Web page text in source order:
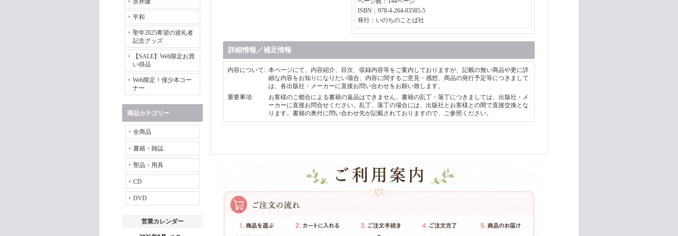
永井隆
平和
聖年2025希望の巡礼者
記念グッズ
【SALE】Web限定お買
い得品
Web限定！僅少本コー
ナー
商品カテゴリー
全商品
書籍・雑誌
聖品・用具
CD
DVD
営業カレンダー
ISBN：978-4-264-03585-5
発行：いのちのことば社
詳細情報／補足情報
内容について: 本ページにて、内容紹介、目次、収録内容等をご案内しておりますが、記載の無い商品や更に詳
細な内容をお知りになりたい場合、内容に関するご意見・感想、商品の発行予定等につきまして
は、各出版社・メーカーに直接お問い合わせをお願い致します。
重要事項:
お客様のご都合による書籍の返品はできません。書籍の乱丁・落丁につきましては、出版社・メ
ーカーに直接お問合せください。乱丁、落丁の場合には、出版社とお客様との間で直接交換とな
ります。書籍の奥付に問い合わせ先が記載されておりますので、ご参照ください。